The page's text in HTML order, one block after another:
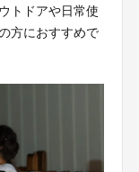
トドアや日常使
方におすすめで